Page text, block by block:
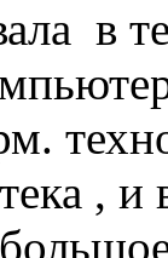
в
, и